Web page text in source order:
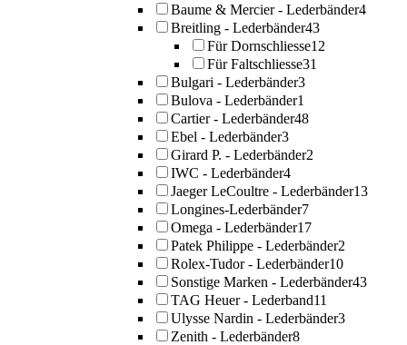
Baume & Mercier - Lederbänder4
Breitling - Lederbänder43
Für Dornschliesse12
Für Faltschliesse31
Bulgari - Lederbänder3
Bulova - Lederbänder1
Cartier - Lederbänder48
Ebel - Lederbänder3
Girard P. - Lederbänder2
IWC - Lederbänder4
Jaeger LeCoultre - Lederbänder13
Longines-Lederbänder7
Omega - Lederbänder17
Patek Philippe - Lederbänder2
Rolex-Tudor - Lederbänder10
Sonstige Marken - Lederbänder43
TAG Heuer - Lederband11
Ulysse Nardin - Lederbänder3
Zenith - Lederbänder8